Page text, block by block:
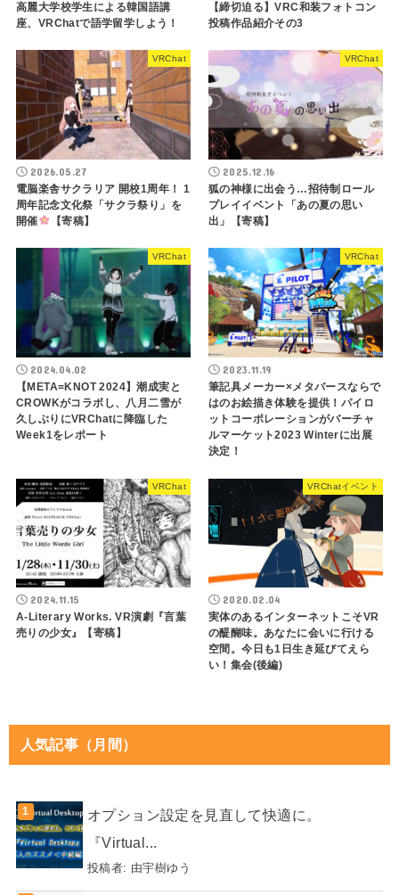
高麗大学校学生による韓国語講
座、VRChatで語学留学しよう！
【締切迫る】VRC和装フォトコン
投稿作品紹介その3
VRChat
2026.05.27
電脳楽舎サクラリア 開校1周年！ 1
周年記念文化祭「サクラ祭り」を
開催
【寄稿】
VRChat
2025.12.16
狐の神様に出会う…招待制ロール
プレイイベント「あの夏の思い
出」【寄稿】
VRChat
2024.04.02
【META=KNOT 2024】潮成実と
CROWKがコラボし、八月二雪が
久しぶりにVRChatに降臨した
Week1をレポート
VRChat
2023.11.19
筆記具メーカー×メタバースならで
はのお絵描き体験を提供！パイロ
ットコーポレーションがバーチャ
ルマーケット2023 Winterに出展
決定！
VRChat
2024.11.15
A-Literary Works. VR演劇『言葉
売りの少女』【寄稿】
VRChatイベント
2020.02.04
実体のあるインターネットこそVR
の醍醐味。あなたに会いに行ける
空間。今日も1日生き延びてえら
い！集会(後編)
人気記事（月間）
オプション設定を見直して快適に。
『Virtual...
投稿者: 由宇樹ゆう